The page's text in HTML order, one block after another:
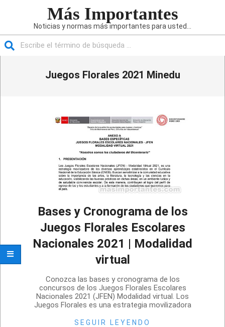
Más Importantes
Noticias y normas más importantes para usted...
Juegos Florales 2021 Minedu
Bases y Cronograma de los
Juegos Florales Escolares
Nacionales 2021 | Modalidad
virtual
08-
19
Conozca las bases y cronograma de los
concursos de los Juegos Florales Escolares
Nacionales 2021 (JFEN) Modalidad virtual. Los
Juegos Florales es una estrategia movilizadora
SEGUIR LEYENDO